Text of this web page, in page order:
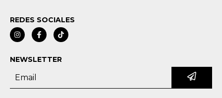
REDES SOCIALES
NEWSLETTER